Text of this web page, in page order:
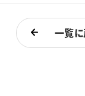
一覧